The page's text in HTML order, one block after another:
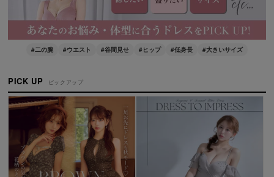
#二の腕 #ウエスト #谷間見せ #ヒップ #低身長 #大きいサイズ
PICK UP ピックアップ